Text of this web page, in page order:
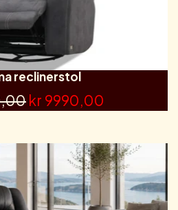
reclinerstol
kr 9990,00